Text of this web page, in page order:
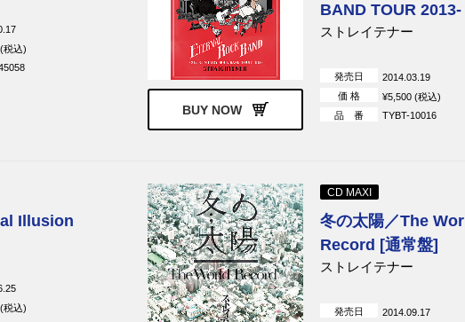
税込)
BUY NOW
BAND TOUR 2013-
ストレイテナー
発売日
2014.03.19
価 格
¥5,500 (税込)
品 番
TYBT-10016
Illusion
税込)
CD MAXI
冬の太陽／The
Record [通常盤]
ストレイテナー
発売日
2014.09.17